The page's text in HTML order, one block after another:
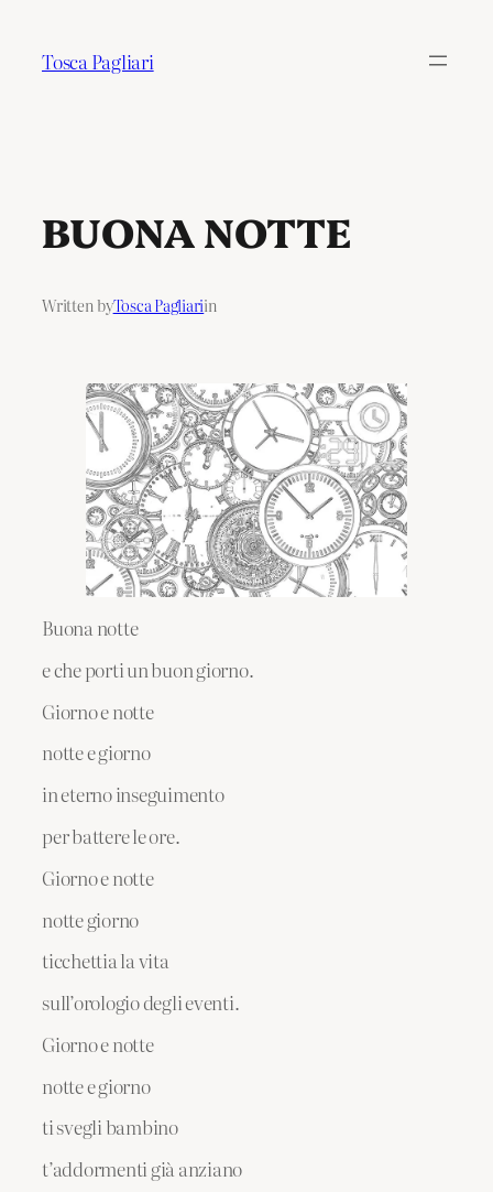
Tosca Pagliari
BUONA NOTTE
Written byTosca Pagliariin
Buona notte
e che porti un buon giorno.
Giorno e notte
notte e giorno
in eterno inseguimento
per battere le ore.
Giorno e notte
notte giorno
ticchettia la vita
sull’orologio degli eventi.
Giorno e notte
notte e giorno
ti svegli bambino
t’addormenti già anziano